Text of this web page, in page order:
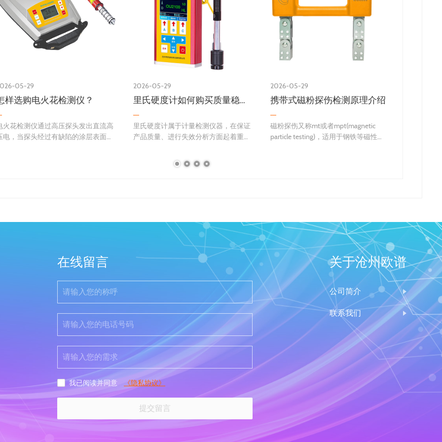
05-29
样选购电火花检测仪？
火花检测仪通过高压探头发出直流高
电，当探头经过有缺陷的涂层表面
2026-05-29
里氏硬度计如何购买质量稳定的
里氏硬度计属于计量检测仪器，在保证
产品质量、进行失效分析方面起着重要
者来说是个关键问题。
1.选择进口还是国产里氏硬度计？
2026-05-29
携带式磁粉探伤检测原理介绍
磁粉探伤又称mt或者mpt(magnetic
particle testing)，适用于钢铁等磁性材
在线留言
我已阅读并同意 《隐私协议》
提交留言
关于沧州欧谱
公司简介
联系我们